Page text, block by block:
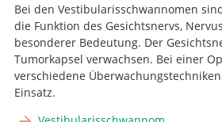
Bei den Vestibularisschwannomen
die Funktion des Gesichtsnervs,
besonderer Bedeutung. Der
Tumorkapsel verwachsen. Bei einer
verschiedene
Einsatz.